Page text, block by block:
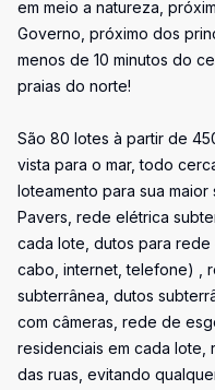
em meio a natureza,
Governo, próximo dos
menos de 10 minutos do
praias do norte!
São 80 lotes à partir de
vista para o mar, todo
loteamento para sua
Pavers, rede elétrica
cada lote, dutos para
cabo, internet, telefone) ,
subterrânea, dutos
com câmeras, rede de
residenciais em cada lote,
das ruas, evitando